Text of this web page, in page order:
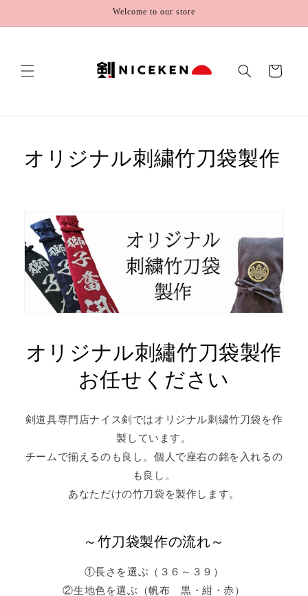
Welcome to our store
Cart
オリジナル刺繍竹刀袋製作
オリジナル刺繡竹刀袋製作
お任せください
剣道具専門店ナイス剣ではオリジナル刺繍竹刀袋を作
製しています。
チームで揃えるのも良し。個人で座右の銘を入れるの
も良し。
あなただけの竹刀袋を製作します。
～竹刀袋製作の流れ～
①長さを選ぶ（３６～３９）
②生地色を選ぶ（帆布 黒・紺・赤）